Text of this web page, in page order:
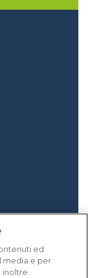
ed
media e per
inoltre